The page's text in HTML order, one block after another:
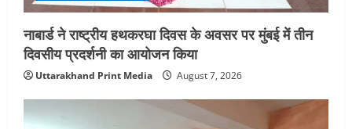
नाबार्ड ने राष्ट्रीय हथकरघा दिवस के अवसर पर मुंबई में तीन
दिवसीय प्रदर्शनी का आयोजन किया
Uttarakhand Print Media August 7, 2026